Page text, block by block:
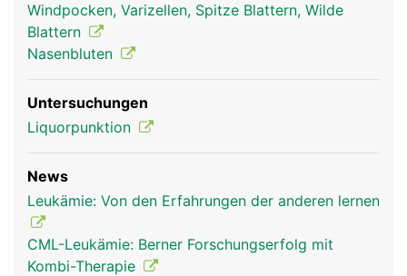
Windpocken, Varizellen, Spitze Blattern, Wilde
Blattern
Nasenbluten
Untersuchungen
Liquorpunktion
News
Leukämie: Von den Erfahrungen der anderen lernen
CML-Leukämie: Berner Forschungserfolg mit
Kombi-Therapie